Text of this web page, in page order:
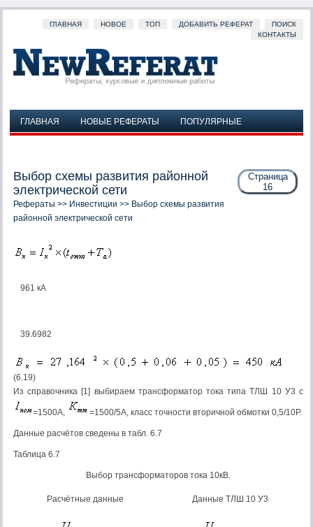
ГЛАВНАЯ НОВОЕ ТОП ДОБАВИТЬ РЕФЕРАТ
ПОИСК
КОНТАКТЫ
ГЛАВНАЯ НОВЫЕ РЕФЕРАТЫ
ПОПУЛЯРНЫЕ
Страница
16
Выбор схемы развития районной
электрической сети
Рефераты >> Инвестиции >> Выбор схемы развития
районной электрической сети
961 кА
39.6982
(6.19)
Из справочника [1] выбираем трансформатор тока типа ТЛШ 10 У3 с
=1500А, =1500/5А, класс точности вторичной обмотки 0,5/10Р.
Данные расчётов сведены в табл. 6.7
Таблица 6.7
Выбор трансформаторов тока 10кВ.
Расчётные данные Данные ТЛШ 10 У3